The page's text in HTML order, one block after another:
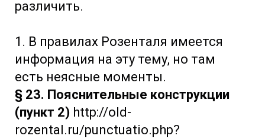
различить.
1. В правилах Розенталя имеется
информация на эту тему, но там
есть неясные моменты.
§ 23. Пояснительные конструкции
(пункт 2) http://old-
rozental.ru/punctuatio.php?